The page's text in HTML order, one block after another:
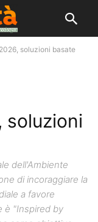
soluzioni basate
soluzioni
dell'Ambiente
di incoraggiare la
a favore
è "Inspired by